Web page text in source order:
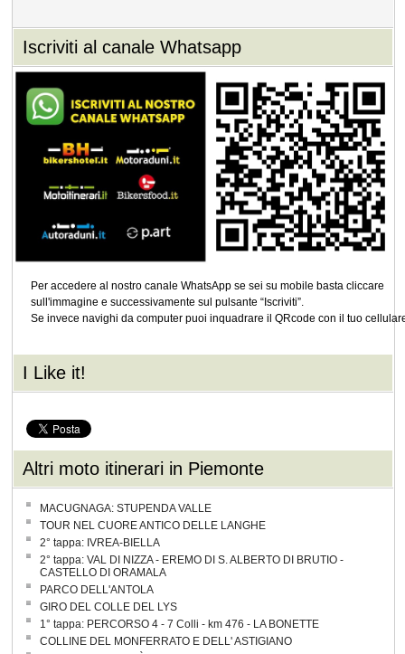
Iscriviti al canale Whatsapp
Per accedere al nostro canale WhatsApp se sei su mobile basta cliccare
sull'immagine e successivamente sul pulsante “Iscriviti”.
Se invece navighi da computer puoi inquadrare il QRcode con il tuo
I Like it!
Altri moto itinerari in Piemonte
MACUGNAGA: STUPENDA VALLE
TOUR NEL CUORE ANTICO DELLE LANGHE
2° tappa: IVREA-BIELLA
2° tappa: VAL DI NIZZA - EREMO DI S. ALBERTO DI BRUTIO -
CASTELLO DI ORAMALA
PARCO DELL'ANTOLA
GIRO DEL COLLE DEL LYS
1° tappa: PERCORSO 4 - 7 Colli - km 476 - LA BONETTE
COLLINE DEL MONFERRATO E DELL' ASTIGIANO